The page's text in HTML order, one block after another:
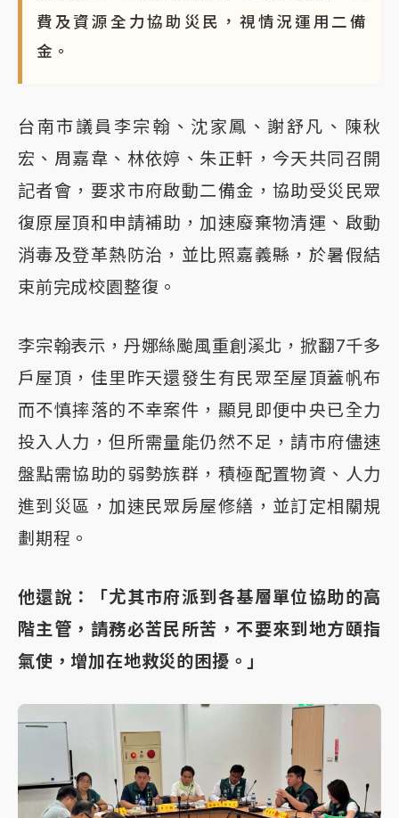
費及資源全力協助災民，視情況運用二備
金。
台南市議員李宗翰、沈家鳳、謝舒凡、陳秋
宏、周嘉韋、林依婷、朱正軒，今天共同召開
記者會，要求市府啟動二備金，協助受災民眾
復原屋頂和申請補助，加速廢棄物清運、啟動
消毒及登革熱防治，並比照嘉義縣，於暑假結
束前完成校園整復。
李宗翰表示，丹娜絲颱風重創溪北，掀翻7千多
戶屋頂，佳里昨天還發生有民眾至屋頂蓋帆布
而不慎摔落的不幸案件，顯見即便中央已全力
投入人力，但所需量能仍然不足，請市府儘速
盤點需協助的弱勢族群，積極配置物資、人力
進到災區，加速民眾房屋修繕，並訂定相關規
劃期程。
他還說：「尤其市府派到各基層單位協助的高
階主管，請務必苦民所苦，不要來到地方頤指
氣使，增加在地救災的困擾。」